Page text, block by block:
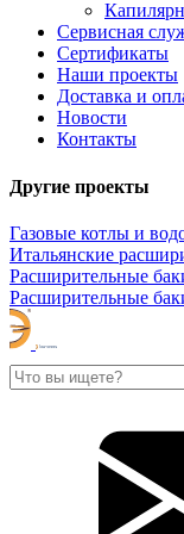
Сервисная
Сертификаты
Наши проекты
Доставка и
Новости
Контакты
Другие проекты
Газовые котлы и
Итальянские
Расширительные
Расширительные